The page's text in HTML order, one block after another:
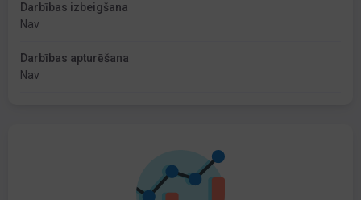
Darbības izbeigšana
Nav
Darbības apturēšana
Nav